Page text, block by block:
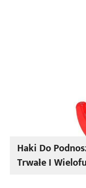
Haki Do
Trwałe I